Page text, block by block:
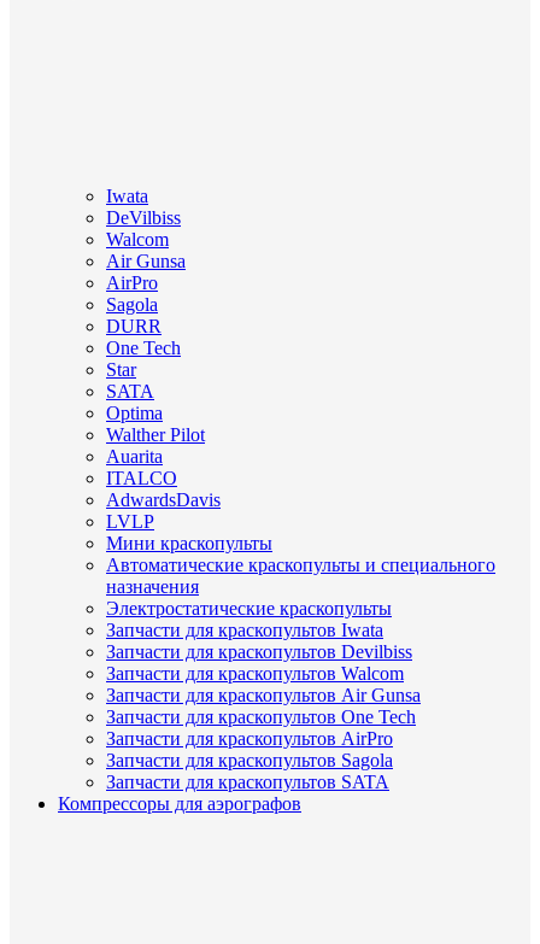
Iwata
DeVilbiss
Walcom
Air Gunsa
AirPro
Sagola
DURR
One Tech
Star
SATA
Optima
Walther Pilot
Auarita
ITALCO
AdwardsDavis
LVLP
Мини краскопульты
Автоматические краскопульты и специального
назначения
Электростатические краскопульты
Запчасти для краскопультов Iwata
Запчасти для краскопультов Devilbiss
Запчасти для краскопультов Walcom
Запчасти для краскопультов Air Gunsa
Запчасти для краскопультов One Tech
Запчасти для краскопультов AirPro
Запчасти для краскопультов Sagola
Запчасти для краскопультов SATA
Компрессоры для аэрографов